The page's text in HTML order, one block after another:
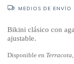
MEDIOS DE ENVÍO
Bikini clásico con
ajustable.
Disponible en Terracota